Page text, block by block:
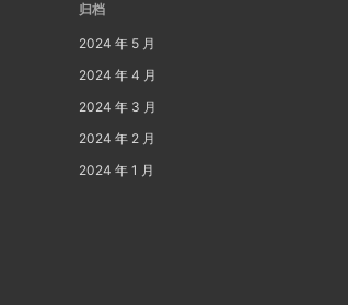
归档
2024 年 5 月
2024 年 4 月
2024 年 3 月
2024 年 2 月
2024 年 1 月